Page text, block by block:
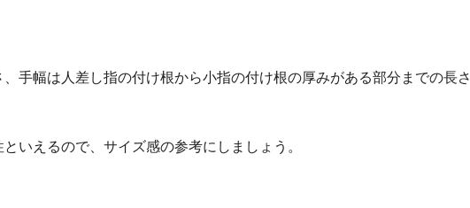
手幅は人差し指の付け根から小指の付け根の厚みがある部分までの長さ
いえるので、サイズ感の参考にしましょう。